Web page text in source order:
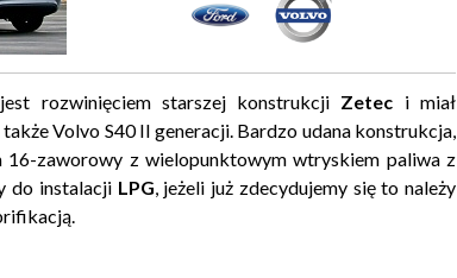
jest rozwinięciem starszej konstrukcji Zetec i miał
Volvo S40 II generacji. Bardzo udana konstrukcja,
16-zaworowy z wielopunktowym wtryskiem paliwa z
do instalacji LPG, jeżeli już zdecydujemy się to należy